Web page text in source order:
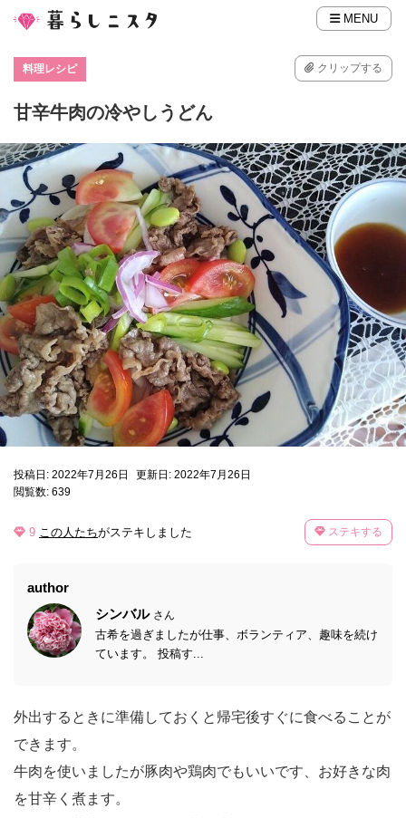
MENU
料理レシピ クリップする
甘辛牛肉の冷やしうどん
投稿日: 2022年7月26日
更新日: 2022年7月26日
閲覧数: 639
9 この人たちがステキしました ステキする
author
シンバル さん
古希を過ぎましたが仕事、ボランティア、趣味を続け
ています。 投稿す...
外出するときに準備しておくと帰宅後すぐに食べることが
できます。
牛肉を使いましたが豚肉や鶏肉でもいいです、お好きな肉
を甘辛く煮ます。